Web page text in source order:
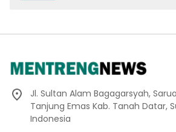
Jl. Sultan Alam Bagagarsyah,
Tanjung Emas Kab. Tanah Datar,
Indonesia